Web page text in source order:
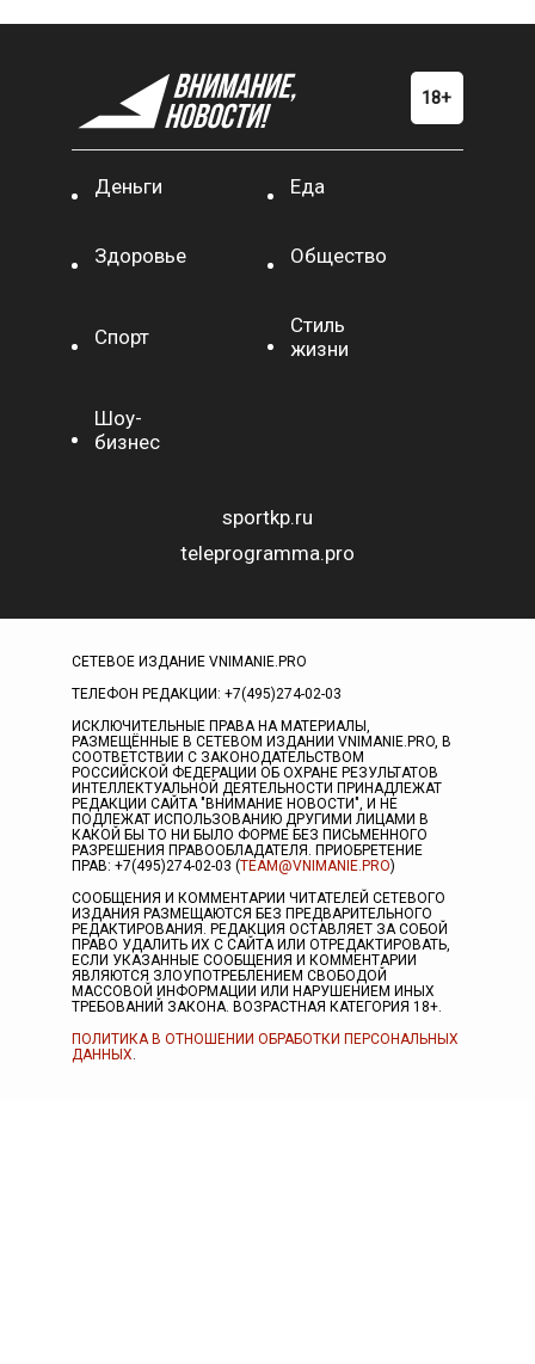
Деньги Еда
Здоровье Общество
Спорт
Стиль
жизни
Шоу-
бизнес
sportkp.ru
teleprogramma.pro
СЕТЕВОЕ ИЗДАНИЕ VNIMANIE.PRO
ТЕЛЕФОН РЕДАКЦИИ: +7(495)274-02-03
ИСКЛЮЧИТЕЛЬНЫЕ ПРАВА НА МАТЕРИАЛЫ,
РАЗМЕЩЁННЫЕ В СЕТЕВОМ ИЗДАНИИ VNIMANIE.PRO, В
СООТВЕТСТВИИ С ЗАКОНОДАТЕЛЬСТВОМ
РОССИЙСКОЙ ФЕДЕРАЦИИ ОБ ОХРАНЕ РЕЗУЛЬТАТОВ
ИНТЕЛЛЕКТУАЛЬНОЙ ДЕЯТЕЛЬНОСТИ ПРИНАДЛЕЖАТ
РЕДАКЦИИ САЙТА "ВНИМАНИЕ НОВОСТИ", И НЕ
ПОДЛЕЖАТ ИСПОЛЬЗОВАНИЮ ДРУГИМИ ЛИЦАМИ В
КАКОЙ БЫ ТО НИ БЫЛО ФОРМЕ БЕЗ ПИСЬМЕННОГО
РАЗРЕШЕНИЯ ПРАВООБЛАДАТЕЛЯ. ПРИОБРЕТЕНИЕ
ПРАВ: +7(495)274-02-03 (TEAM@VNIMANIE.PRO)
СООБЩЕНИЯ И КОММЕНТАРИИ ЧИТАТЕЛЕЙ СЕТЕВОГО
ИЗДАНИЯ РАЗМЕЩАЮТСЯ БЕЗ ПРЕДВАРИТЕЛЬНОГО
РЕДАКТИРОВАНИЯ. РЕДАКЦИЯ ОСТАВЛЯЕТ ЗА СОБОЙ
ПРАВО УДАЛИТЬ ИХ С САЙТА ИЛИ ОТРЕДАКТИРОВАТЬ,
ЕСЛИ УКАЗАННЫЕ СООБЩЕНИЯ И КОММЕНТАРИИ
ЯВЛЯЮТСЯ ЗЛОУПОТРЕБЛЕНИЕМ СВОБОДОЙ
МАССОВОЙ ИНФОРМАЦИИ ИЛИ НАРУШЕНИЕМ ИНЫХ
ТРЕБОВАНИЙ ЗАКОНА. ВОЗРАСТНАЯ КАТЕГОРИЯ 18+.
ПОЛИТИКА В ОТНОШЕНИИ ОБРАБОТКИ ПЕРСОНАЛЬНЫХ
ДАННЫХ.